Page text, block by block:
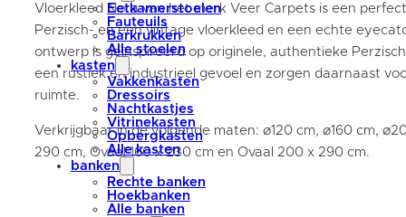
Eetkamerstoelen
Fauteuils
Barkrukken
Alle stoelen
kasten
Vakkenkasten
Dressoirs
Nachtkastjes
Vitrinekasten
Opbergkasten
Alle kasten
banken
Rechte banken
Hoekbanken
Alle banken
Vloerkleed Nora van het merk Veer Carpets is een
Perzisch- en een vintage vloerkleed en een echte
ontwerp is geïnspireerd op originele, authentieke
een rustiek en industrieel gevoel en zorgen daarnaast
ruimte.
Verkrijgbaar in de volgende maten: ø120 cm, ø160 cm,
290 cm, Ovaal 160 x 230 cm en Ovaal 200 x 290 cm.